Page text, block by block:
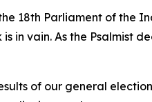
18th Parliament of the
vain. As the Psalmist
of our general